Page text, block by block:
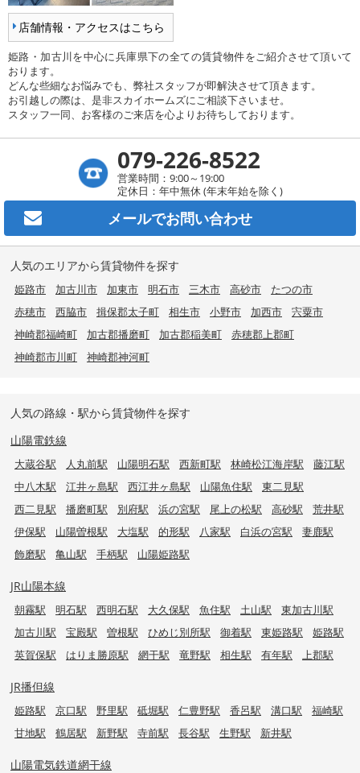
店舗情報・アクセスはこちら
姫路・加古川を中心に兵庫県下の全ての賃貸物件をご紹介させて頂いて
おります。
どんな些細なお悩みでも、弊社スタッフが即解決させて頂きます。
お引越しの際は、是非スカイホームズにご相談下さいませ。
スタッフ一同、お客様のご来店を心よりお待ちしております。
079-226-8522
営業時間：9:00～19:00
定休日：年中無休 (年末年始を除く)
メールでお問い合わせ
人気のエリアから賃貸物件を探す
姫路市 加古川市 加東市 明石市 三木市 高砂市
たつの市
赤穂市
西脇市 揖保郡太子町 相生市 小野市 加西市
宍粟市
神崎郡福崎町
加古郡播磨町 加古郡稲美町
赤穂郡上郡町
神崎郡市川町
神崎郡神河町
人気の路線・駅から賃貸物件を探す
山陽電鉄線
大蔵谷駅 人丸前駅 山陽明石駅 西新町駅 林崎松江海岸駅
藤江駅
中八木駅
江井ヶ島駅 西江井ヶ島駅 山陽魚住駅
東二見駅
西二見駅
播磨町駅 別府駅 浜の宮駅 尾上の松駅 高砂駅
荒井駅
伊保駅
山陽曽根駅 大塩駅 的形駅 八家駅 白浜の宮駅
妻鹿駅
飾磨駅
亀山駅 手柄駅 山陽姫路駅
JR山陽本線
朝霧駅 明石駅 西明石駅 大久保駅 魚住駅 土山駅
東加古川駅
加古川駅
宝殿駅 曽根駅 ひめじ別所駅 御着駅 東姫路駅
姫路駅
英賀保駅
はりま勝原駅 網干駅 竜野駅 相生駅 有年駅 上郡駅
JR播但線
姫路駅 京口駅 野里駅 砥堀駅 仁豊野駅 香呂駅 溝口駅
福崎駅
甘地駅
鶴居駅 新野駅 寺前駅 長谷駅 生野駅 新井駅
山陽電気鉄道網干線